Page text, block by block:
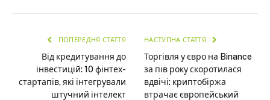
ПОПЕРЕДНЯ СТАТТЯ
Від кредитування до
інвестицій: 10 фінтех-
стартапів, які інтегрували
штучний інтелект
НАСТУПНА СТАТТЯ
Торгівля у євро на Binance
за пів року скоротилася
вдвічі: криптобіржа
втрачає європейський